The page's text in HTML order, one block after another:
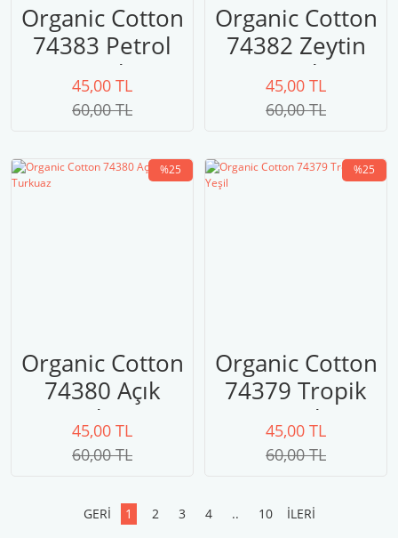
Organic Cotton
74383 Petrol
Yeşili
45,00 TL
60,00 TL
Organic Cotton
74382 Zeytin
Yeşili
45,00 TL
60,00 TL
%25
Organic Cotton
74380 Açık
Turkuaz
45,00 TL
60,00 TL
%25
Organic Cotton
74379 Tropik
Yeşil
45,00 TL
60,00 TL
1 2 3 4 .. 10